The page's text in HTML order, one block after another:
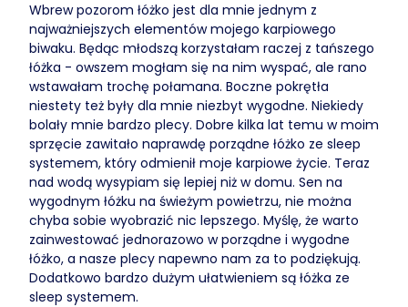
Wbrew pozorom łóżko jest dla mnie jednym z
najważniejszych elementów mojego karpiowego
biwaku. Będąc młodszą korzystałam raczej z tańszego
łóżka - owszem mogłam się na nim wyspać, ale rano
wstawałam trochę połamana. Boczne pokrętła
niestety też były dla mnie niezbyt wygodne. Niekiedy
bolały mnie bardzo plecy. Dobre kilka lat temu w moim
sprzęcie zawitało naprawdę porządne łóżko ze sleep
systemem, który odmienił moje karpiowe życie. Teraz
nad wodą wysypiam się lepiej niż w domu. Sen na
wygodnym łóżku na świeżym powietrzu, nie można
chyba sobie wyobrazić nic lepszego. Myślę, że warto
zainwestować jednorazowo w porządne i wygodne
łóżko, a nasze plecy napewno nam za to podziękują.
Dodatkowo bardzo dużym ułatwieniem są łóżka ze
sleep systemem.